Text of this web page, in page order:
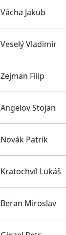
Vácha Jakub
Veselý Vladimír
Zejman Filip
Angelov Stojan
Novák Patrik
Kratochvíl Lukáš
Beran Miroslav